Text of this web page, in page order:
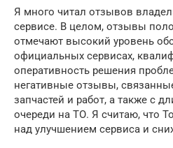
Я много читал отзывов
сервисе. В целом, отзывы
отмечают высокий уровень
официальных сервисах,
оперативность решения
негативные отзывы,
запчастей и работ, а также с
очереди на ТО. Я считаю, что
над улучшением сервиса и